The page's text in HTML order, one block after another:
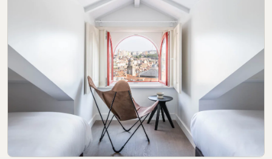
Blog
Inversores
FAQs
Contacto